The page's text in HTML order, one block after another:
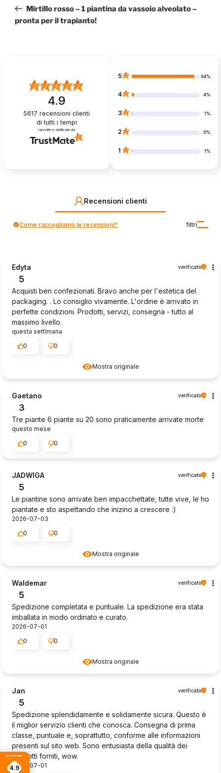
precedente:
Mirtillo rosso – 1 piantina da vassoio alveolato –
pronta per il trapianto!
4.9
5617 recensioni clienti
di tutti i tempi
raccolte e verificate da
5 94%
4 4%
3 1%
2 0%
1 1%
Recensioni clienti
filtri
Come raccogliamo le recensioni?
Mostra originale
Edyta verificato
5
Acquisti ben confezionati. Bravo anche per l'estetica del
packaging. . Lo consiglio vivamente. L'ordine è arrivato in
perfette condizioni. Prodotti, servizi, consegna - tutto al
massimo livello.
questa settimana
0
0
Gaetano verificato
3
Tre piante 6 piante su 20 sono praticamente arrivate morte
questo mese
0
0
Mostra originale
JADWIGA verificato
5
Le piantine sono arrivate ben impacchettate, tutte vive, le ho
piantate e sto aspettando che inizino a crescere :)
2026-07-03
0
0
Mostra originale
Waldemar verificato
5
Spedizione completata e puntuale. La spedizione era stata
imballata in modo ordinato e curato.
2026-07-01
0
0
Jan verificato
5
Spedizione splendidamente e solidamente sicura. Questo è
il miglior servizio clienti che conosca. Consegna di prima
classe, puntuale e, soprattutto, conforme alle informazioni
presenti sul sito web. Sono entusiasta della qualità dei
prodotti forniti, wow.
2026-07-01
4.9